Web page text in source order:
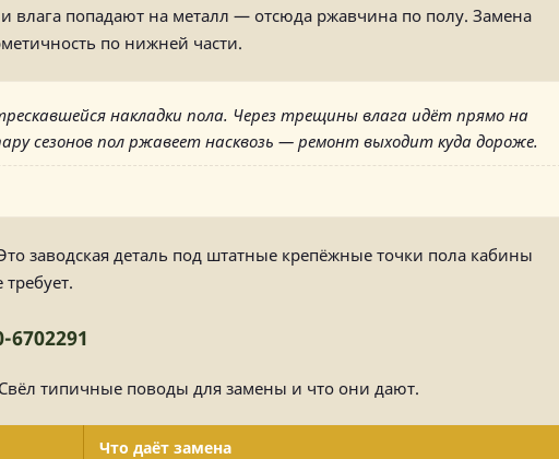
и влага попадают на металл — отсюда ржавчина по полу. Замена
по нижней части.
накладки пола. Через трещины влага идёт прямо на
сезонов пол ржавеет насквозь — ремонт выходит куда дороже.
заводская деталь под штатные крепёжные точки пола кабины
типичные поводы для замены и что они дают.
Что даёт замена